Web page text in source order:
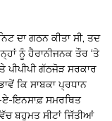
ਦਾ ਗਠਨ ਕੀਤਾ ਸੀ, ਤਦ
ਨੂੰ ਹੈਰਾਨੀਜਨਕ ਤੌਰ ‘ਤੇ
ਗੱਠਜੋੜ ਸਰਕਾਰ
ਕਿ ਸਾਬਕਾ ਪ੍ਰਧਾਨ
ਏ-ਇਨਸਾਫ਼ ਸਮਰਥਿਤ
ਬਹੁਮਤ ਸੀਟਾਂ ਜਿੱਤੀਆਂ